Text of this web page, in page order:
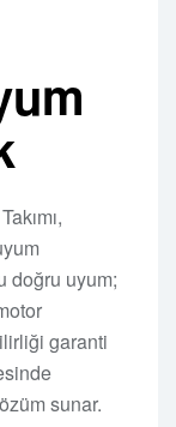
doğru uyum;
garanti
sunar.